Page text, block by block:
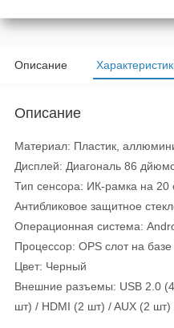
Описание
Описание
Материал: Пластик,
Дисплей: Диагональ 86
Тип сенсора: ИК-рамка на 20
Антибликовое защитное
Операционная система:
Процессор: OPS слот на
Цвет: Черный
Внешние разъемы: USB 2.0
шт) / HDMI (2 шт) / AUX (2 шт)